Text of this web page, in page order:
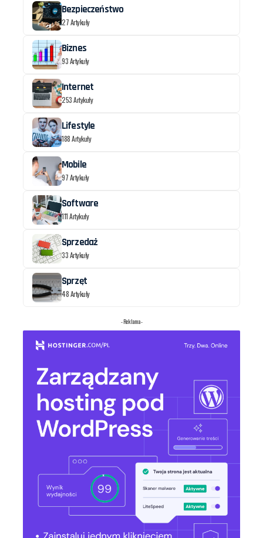
Bezpieczeństwo
27 Artykuły
Biznes
93 Artykuły
Internet
253 Artykuły
Lifestyle
188 Artykuły
Mobile
97 Artykuły
Software
111 Artykuły
Sprzedaż
33 Artykuły
Sprzęt
48 Artykuły
- Reklama -